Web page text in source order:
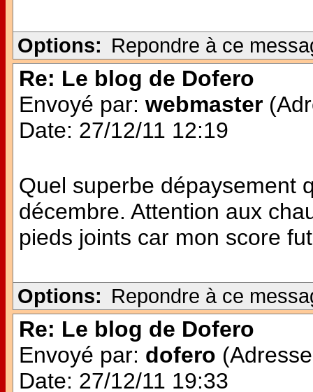
Options: Repondre à ce
Re: Le blog de Dofero
Envoyé par: webmaster
Date: 27/12/11 12:19
Quel superbe dépaysement
décembre. Attention aux
pieds joints car mon score
Options: Repondre à ce
Re: Le blog de Dofero
Envoyé par: dofero
Date: 27/12/11 19:33